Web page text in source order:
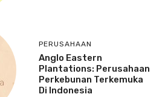
PERUSAHAAN
Anglo Eastern
Plantations: Perusahaan
Perkebunan Terkemuka
Di Indonesia